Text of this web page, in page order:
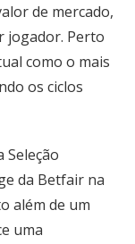
de mercado,
jogador. Perto
como o mais
os ciclos
Seleção
da Betfair na
além de um
uma